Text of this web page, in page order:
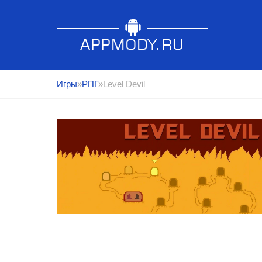
Игры»РПГ»Level Devil